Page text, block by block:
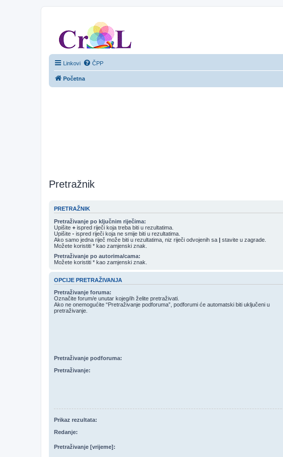
Linkovi ČPP
Početna
Pretražnik
PRETRAŽNIK
Pretraživanje po ključnim riječima:
Upišite + ispred riječi koja treba biti u rezultatima.
Upišite - ispred riječi koja ne smije biti u rezultatima.
Ako samo jedna riječ može biti u rezultatima, niz riječi odvojenih sa | stavite u zagrade.
Možete koristiti * kao zamjenski znak.
Pretraživanje po autorima/cama:
Možete koristiti * kao zamjenski znak.
OPCIJE PRETRAŽIVANJA
Pretraživanje foruma:
Označite forum/e unutar kojeg/ih želite pretraživati.
Ako ne onemogućite “Pretraživanje podforuma”, podforumi će automatski biti uključeni u
pretraživanje.
Pretraživanje podforuma:
Pretraživanje:
Prikaz rezultata:
Redanje:
Pretraživanje [vrijeme]: